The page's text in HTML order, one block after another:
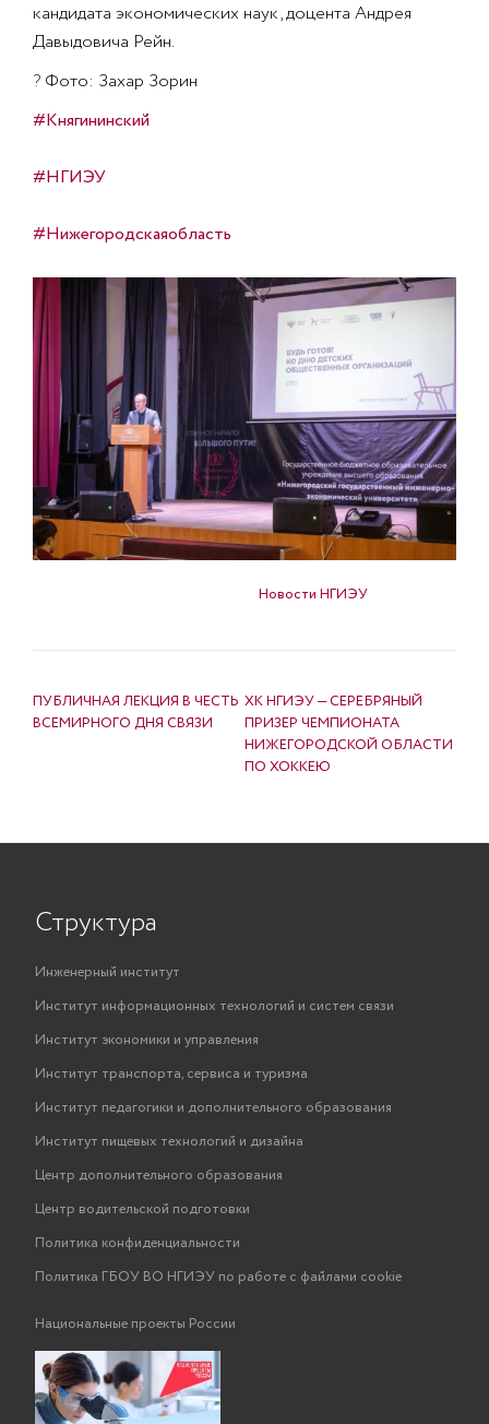
кандидата экономических наук, доцента Андрея
Давыдовича Рейн.
? Фото: Захар Зорин
#Княгининский
#НГИЭУ
#Нижегородскаяобласть
Новости НГИЭУ
ПУБЛИЧНАЯ ЛЕКЦИЯ В ЧЕСТЬ
ВСЕМИРНОГО ДНЯ СВЯЗИ
ХК НГИЭУ — СЕРЕБРЯНЫЙ
ПРИЗЕР ЧЕМПИОНАТА
НИЖЕГОРОДСКОЙ ОБЛАСТИ
ПО ХОККЕЮ
Структура
Инженерный институт
Институт информационных технологий и систем связи
Институт экономики и управления
Институт транспорта, сервиса и туризма
Институт педагогики и дополнительного образования
Институт пищевых технологий и дизайна
Центр дополнительного образования
Центр водительской подготовки
Политика конфиденциальности
Политика ГБОУ ВО НГИЭУ по работе с файлами cookie
Национальные проекты России